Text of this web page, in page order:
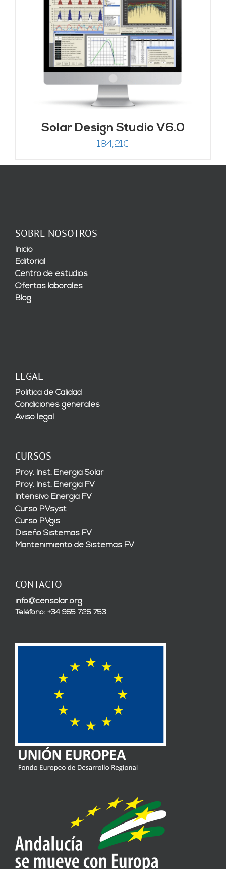
Solar Design Studio V6.0
184,21€
SOBRE NOSOTROS
Inicio
Editorial
Centro de estudios
Ofertas laborales
Blog
LEGAL
Política de Calidad
Condiciones generales
Aviso legal
CURSOS
Proy. Inst. Energía Solar
Proy. Inst. Energía FV
Intensivo Energía FV
Curso PVsyst
Curso PVgis
Diseño Sistemas FV
Mantenimiento de Sistemas FV
CONTACTO
info@censolar.org
Teléfono: +34 955 725 753